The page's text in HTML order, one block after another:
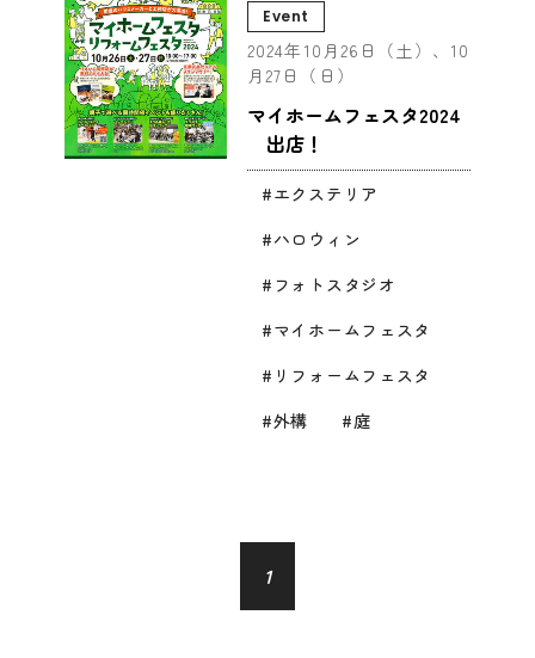
Event
2024年10月26日（土）、10
月27日（日）
マイホームフェスタ2024
出店！
エクステリア
ハロウィン
フォトスタジオ
マイホームフェスタ
リフォームフェスタ
外構
庭
1